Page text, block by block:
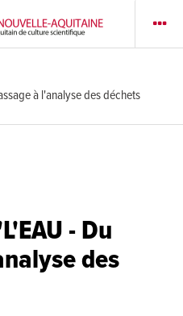
à l'analyse des déchets
- Du
des